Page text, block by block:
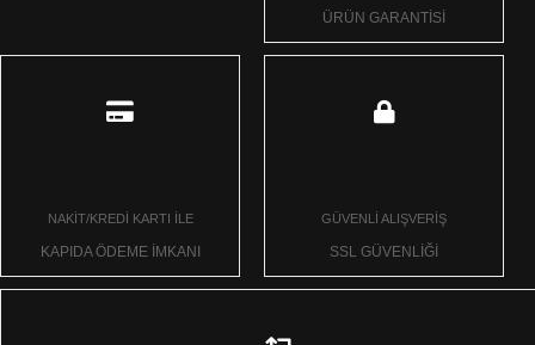
ÜRÜN GARANTİSİ
NAKİT/KREDİ KARTI İLE
KAPIDA ÖDEME İMKANI
GÜVENLİ ALIŞVERİŞ
SSL GÜVENLİĞİ